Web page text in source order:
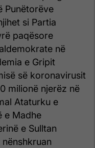
Punëtorëve
si Partia
paqësore
në
e Gripit
së koronavirusit
milionë njerëz në
Ataturku e
e Madhe
e Sulltan